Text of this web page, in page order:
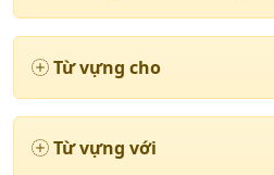
Từ vựng cho
Từ vựng với